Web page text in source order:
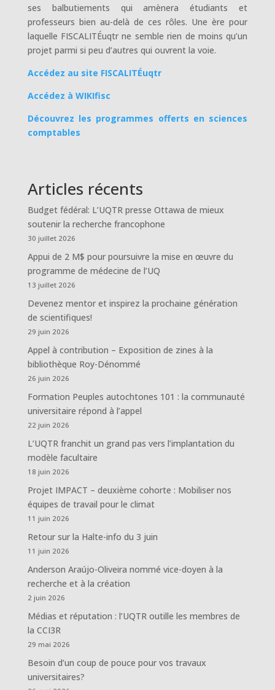
ses balbutiements qui amènera étudiants et
professeurs bien au-delà de ces rôles. Une ère pour
laquelle FISCALITÉuqtr ne semble rien de moins qu’un
projet parmi si peu d’autres qui ouvrent la voie.
Accédez au site FISCALITÉuqtr
Accédez à WIKIfisc
Découvrez les programmes offerts en sciences
comptables
Articles récents
Budget fédéral: L’UQTR presse Ottawa de mieux
soutenir la recherche francophone
30 juillet 2026
Appui de 2 M$ pour poursuivre la mise en œuvre du
programme de médecine de l’UQ
13 juillet 2026
Devenez mentor et inspirez la prochaine génération
de scientifiques!
29 juin 2026
Appel à contribution – Exposition de zines à la
bibliothèque Roy-Dénommé
26 juin 2026
Formation Peuples autochtones 101 : la communauté
universitaire répond à l’appel
22 juin 2026
L’UQTR franchit un grand pas vers l’implantation du
modèle facultaire
18 juin 2026
Projet IMPACT – deuxième cohorte : Mobiliser nos
équipes de travail pour le climat
11 juin 2026
Retour sur la Halte-info du 3 juin
11 juin 2026
Anderson Araújo-Oliveira nommé vice-doyen à la
recherche et à la création
2 juin 2026
Médias et réputation : l’UQTR outille les membres de
la CCI3R
29 mai 2026
Besoin d’un coup de pouce pour vos travaux
universitaires?